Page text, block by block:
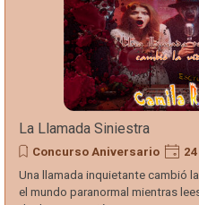
La Llamada Siniestra
Concurso Aniversario
Una llamada inquietante cambió
el mundo paranormal mientras